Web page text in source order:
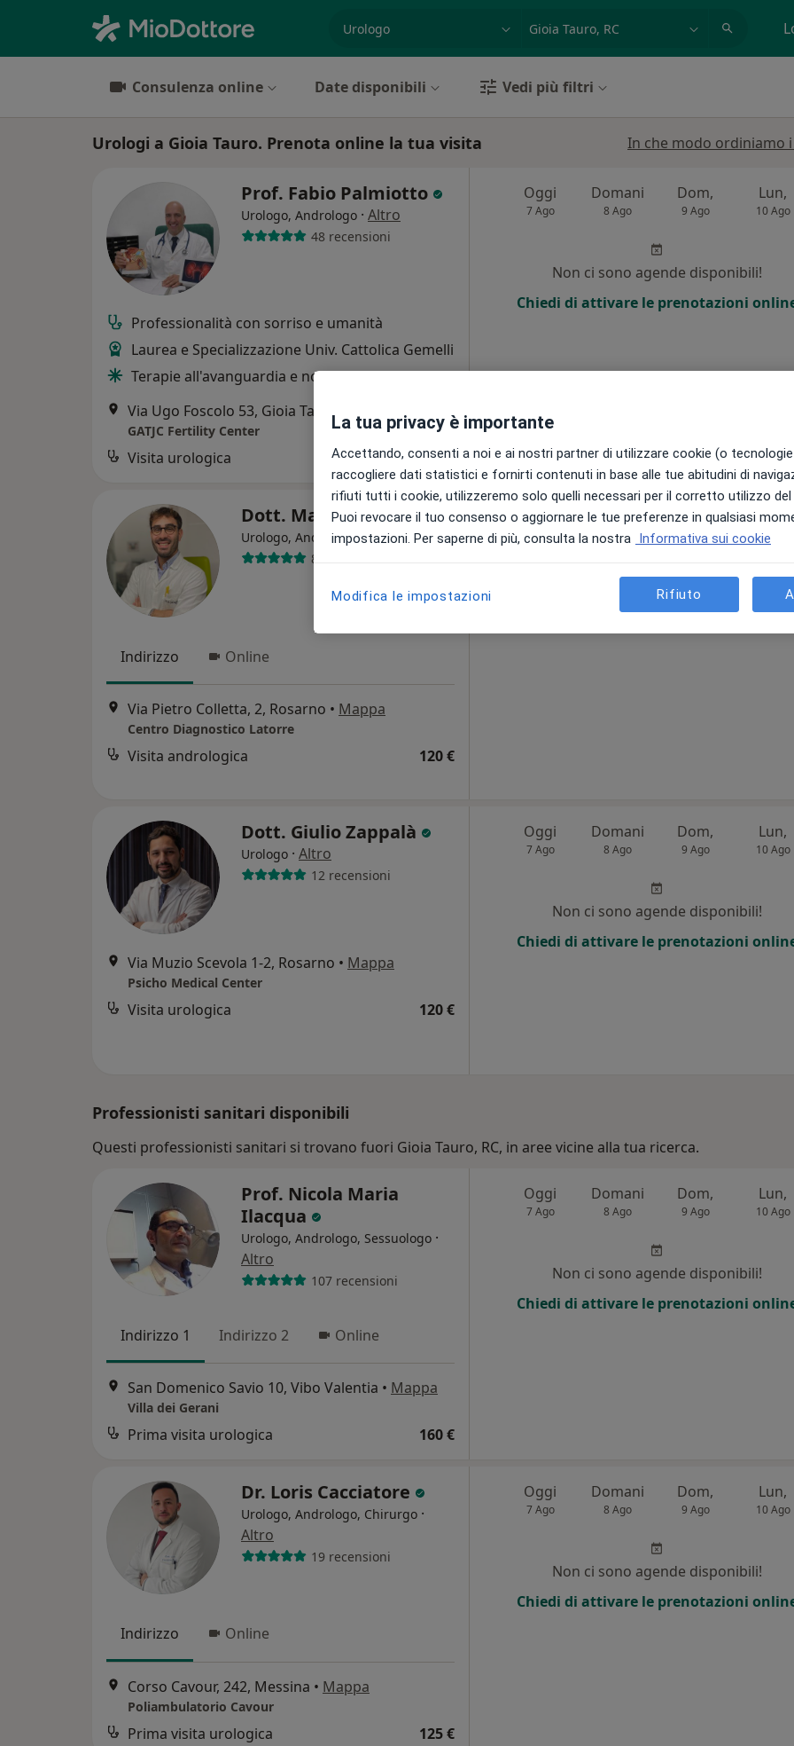
Consulenza online Date disponibili Vedi più filtri
Urologi a Gioia Tauro. Prenota online la tua visita In che modo ordiniamo
Prof. Fabio Palmiotto
Urologo, Andrologo · Altro
48 recensioni
Professionalità con sorriso e umanità
Laurea e Specializzazione Univ. Cattolica Gemelli
Terapie all'avanguardia e non aggressive
Via Ugo Foscolo 53, Gioia Tauro
GATJC Fertility Center
Visita urologica 150 €
Oggi
7 Ago
Domani
8 Ago
Dom,
9 Ago
Lun,
10 Ago
Non ci sono agende disponibili!
Chiedi di attivare le prenotazioni
Dott. Marco Salvaggio
Urologo, Andrologo·Altro
89 recensioni
Indirizzo Online
Via Pietro Colletta, 2, Rosarno • Mappa
Centro Diagnostico Latorre
Visita andrologica 120 €
Oggi
7 Ago
Domani
8 Ago
Dom,
9 Ago
Lun,
10 Ago
Non ci sono agende disponibili!
Dott. Giulio Zappalà
Urologo · Altro
12 recensioni
Via Muzio Scevola 1-2, Rosarno • Mappa
Psicho Medical Center
Visita urologica 120 €
Oggi
7 Ago
Domani
8 Ago
Dom,
9 Ago
Lun,
10 Ago
Non ci sono agende disponibili!
Chiedi di attivare le prenotazioni
Professionisti sanitari disponibili
Questi professionisti sanitari si trovano fuori Gioia Tauro, RC, in aree vicine alla tua ricerca.
Prof. Nicola Maria
Ilacqua
Urologo, Andrologo, Sessuologo ·
Altro
107 recensioni
Indirizzo 1 Indirizzo 2 Online
San Domenico Savio 10, Vibo Valentia • Mappa
Villa dei Gerani
Prima visita urologica 160 €
Oggi
7 Ago
Domani
8 Ago
Dom,
9 Ago
Lun,
10 Ago
Non ci sono agende disponibili!
Chiedi di attivare le prenotazioni
Dr. Loris Cacciatore
Urologo, Andrologo, Chirurgo ·
Altro
19 recensioni
Indirizzo Online
Corso Cavour, 242, Messina • Mappa
Poliambulatorio Cavour
Prima visita urologica 125 €
Oggi
7 Ago
Domani
8 Ago
Dom,
9 Ago
Lun,
10 Ago
Non ci sono agende disponibili!
Chiedi di attivare le prenotazioni
La tua privacy è importante
Accettando, consenti a noi e ai nostri partner di utilizzare cookie (o
raccogliere dati statistici e fornirti contenuti in base alle tue abitudini di
rifiuti tutti i cookie, utilizzeremo solo quelli necessari per il corretto utilizzo
Puoi revocare il tuo consenso o aggiornare le tue preferenze in qualsiasi
impostazioni. Per saperne di più, consulta la nostra
Informativa sui cookie
Modifica le impostazioni Rifiuto